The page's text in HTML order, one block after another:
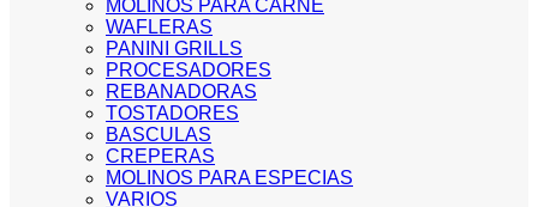
MOLINOS PARA CARNE
WAFLERAS
PANINI GRILLS
PROCESADORES
REBANADORAS
TOSTADORES
BASCULAS
CREPERAS
MOLINOS PARA ESPECIAS
VARIOS